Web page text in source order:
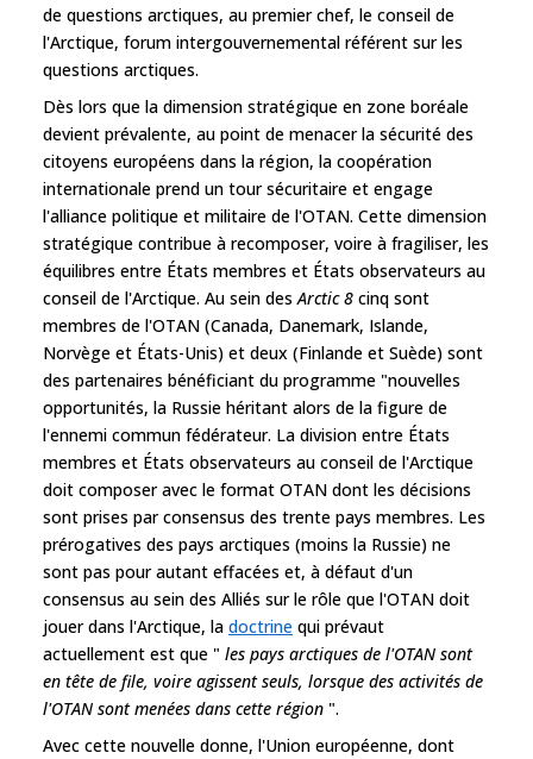
de questions arctiques, au premier chef, le conseil de
l'Arctique, forum intergouvernemental référent sur les
questions arctiques.
Dès lors que la dimension stratégique en zone boréale
devient prévalente, au point de menacer la sécurité des
citoyens européens dans la région, la coopération
internationale prend un tour sécuritaire et engage
l'alliance politique et militaire de l'OTAN. Cette dimension
stratégique contribue à recomposer, voire à fragiliser, les
équilibres entre États membres et États observateurs au
conseil de l'Arctique. Au sein des Arctic 8 cinq sont
membres de l'OTAN (Canada, Danemark, Islande,
Norvège et États-Unis) et deux (Finlande et Suède) sont
des partenaires bénéficiant du programme "nouvelles
opportunités, la Russie héritant alors de la figure de
l'ennemi commun fédérateur. La division entre États
membres et États observateurs au conseil de l'Arctique
doit composer avec le format OTAN dont les décisions
sont prises par consensus des trente pays membres. Les
prérogatives des pays arctiques (moins la Russie) ne
sont pas pour autant effacées et, à défaut d'un
consensus au sein des Alliés sur le rôle que l'OTAN doit
jouer dans l'Arctique, la doctrine qui prévaut
actuellement est que " les pays arctiques de l'OTAN sont
en tête de file, voire agissent seuls, lorsque des activités de
l'OTAN sont menées dans cette région ".
Avec cette nouvelle donne, l'Union européenne, dont